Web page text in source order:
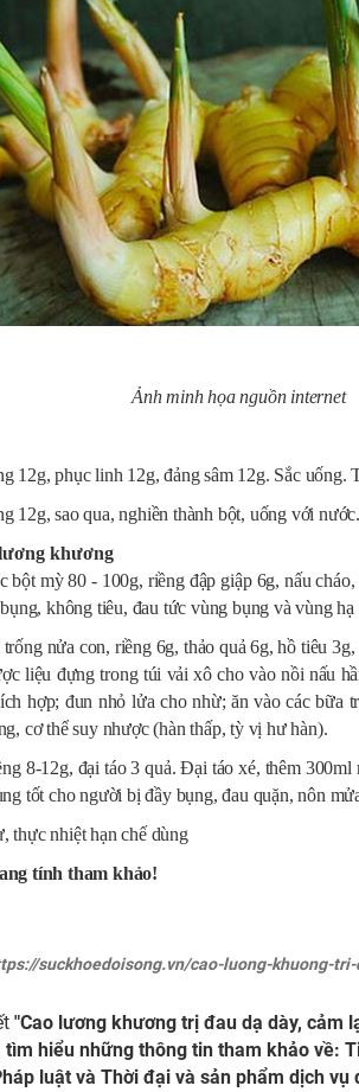
Ảnh minh họa nguồn internet
12g, phục linh 12g, đảng sâm 12g. Sắc uống.
12g, sao qua, nghiền thành bột, uống với
khương
bột mỳ 80 - 100g, riềng đập giập 6g, nấu
không tiêu, đau tức vùng bụng và vùng hạ
trống nửa con, riềng 6g, thảo quả 6g, hồ tiêu
liệu đựng trong túi vải xô cho vào nồi nấu
hợp; đun nhỏ lửa cho nhừ; ăn vào các bữa
cơ thể suy nhược (hàn thấp, tỳ vị hư hàn).
8-12g, đại táo 3 quả. Đại táo xé, thêm
tốt cho người bị đầy bụng, đau quặn, nôn
thực nhiệt hạn chế dùng
tính tham khảo!
suckhoedoisong.vn/cao-luong-khuong-
"Cao lương khương trị đau dạ dày, cảm
tìm hiểu những thông tin tham khảo về:
luật và Thời đại và sản phẩm dịch vụ